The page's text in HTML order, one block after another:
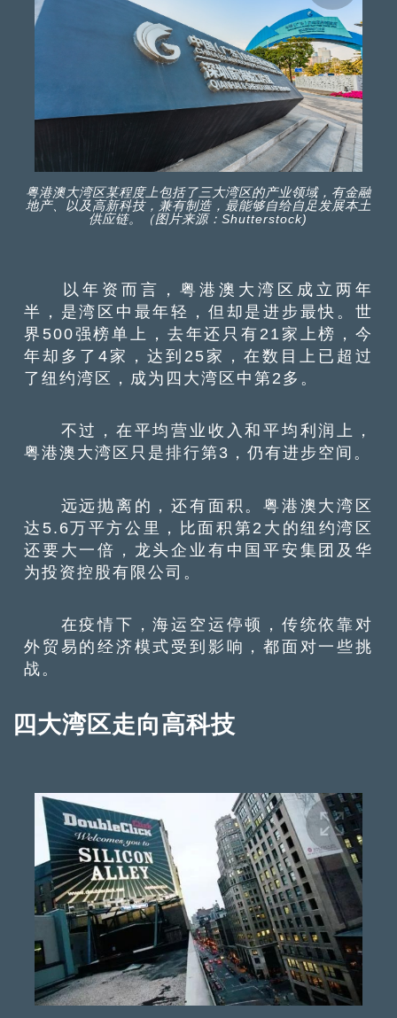
粤港澳大湾区某程度上包括了三大湾区的产业领域，有金融
地产、以及高新科技，兼有制造，最能够自给自足发展本土
供应链。（图片来源：Shutterstock)
以年资而言，粤港澳大湾区成立两年
半，是湾区中最年轻，但却是进步最快。世
界500强榜单上，去年还只有21家上榜，今
年却多了4家，达到25家，在数目上已超过
了纽约湾区，成为四大湾区中第2多。
不过，在平均营业收入和平均利润上，
粤港澳大湾区只是排行第3，仍有进步空间。
远远抛离的，还有面积。粤港澳大湾区
达5.6万平方公里，比面积第2大的纽约湾区
还要大一倍，龙头企业有中国平安集团及华
为投资控股有限公司。
在疫情下，海运空运停顿，传统依靠对
外贸易的经济模式受到影响，都面对一些挑
战。
四大湾区走向高科技